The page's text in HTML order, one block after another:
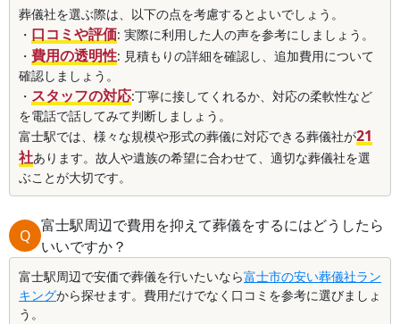
葬儀社を選ぶ際は、以下の点を考慮するとよいでしょう。
・ 口コミや評価: 実際に利用した人の声を参考にしましょう。
・ 費用の透明性: 見積もりの詳細を確認し、追加費用について
確認しましょう。
・ スタッフの対応:丁寧に接してくれるか、対応の柔軟性など
を電話で話してみて判断しましょう。
富士駅では、様々な規模や形式の葬儀に対応できる葬儀社が21
社あります。故人や遺族の希望に合わせて、適切な葬儀社を選
ぶことが大切です。
Q
富士駅周辺で費用を抑えて葬儀をするにはどうしたら
いいですか？
富士駅周辺で安価で葬儀を行いたいなら富士市の安い葬儀社ラン
キングから探せます。費用だけでなく口コミを参考に選びましょ
う。